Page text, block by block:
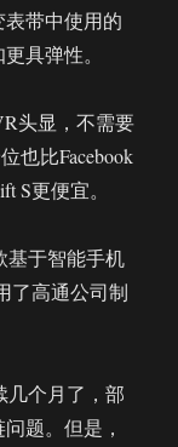
带中使用的
具弹性。
头显，不需要
也比Facebook
S更便宜。
基于智能手机
了高通公司制
几个月了，部
题。但是，